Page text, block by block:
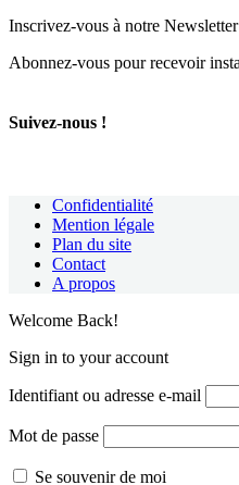
Inscrivez-vous à notre
Abonnez-vous pour recevoir
Suivez-nous !
Confidentialité
Mention légale
Plan du site
Contact
A propos
Welcome Back!
Sign in to your account
Identifiant ou adresse e-mail
Mot de passe
Se souvenir de moi